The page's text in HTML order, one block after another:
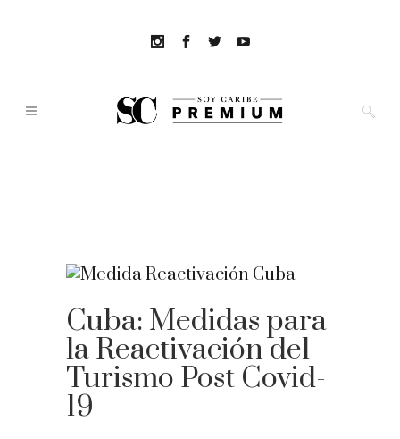
Cuba: Medidas para
la Reactivación del
Turismo Post Covid-
19